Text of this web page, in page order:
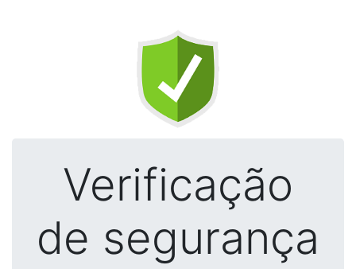
Verificação
de segurança